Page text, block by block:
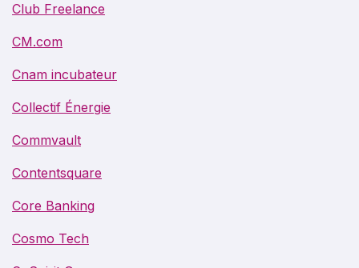
Club Freelance
CM.com
Cnam incubateur
Collectif Énergie
Commvault
Contentsquare
Core Banking
Cosmo Tech